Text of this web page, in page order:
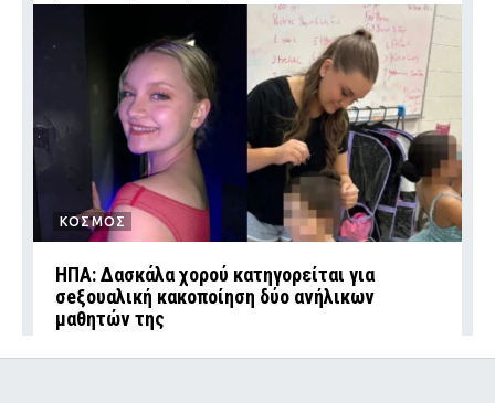
ΚΟΣΜΟΣ
ΗΠΑ: Δασκάλα χορού κατηγορείται για
σeξουαλική κακοποίηση δύο ανήλικων
μαθητών της